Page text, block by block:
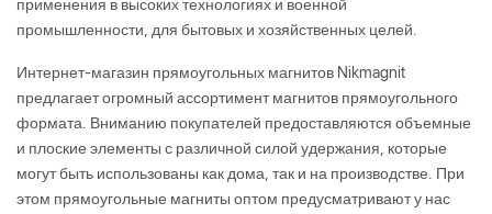
применения в высоких технологиях и военной
промышленности, для бытовых и хозяйственных целей.
Интернет-магазин прямоугольных магнитов Nikmagnit
предлагает огромный ассортимент магнитов прямоугольного
формата. Вниманию покупателей предоставляются объемные
и плоские элементы с различной силой удержания, которые
могут быть использованы как дома, так и на производстве. При
этом прямоугольные магниты оптом предусматривают у нас